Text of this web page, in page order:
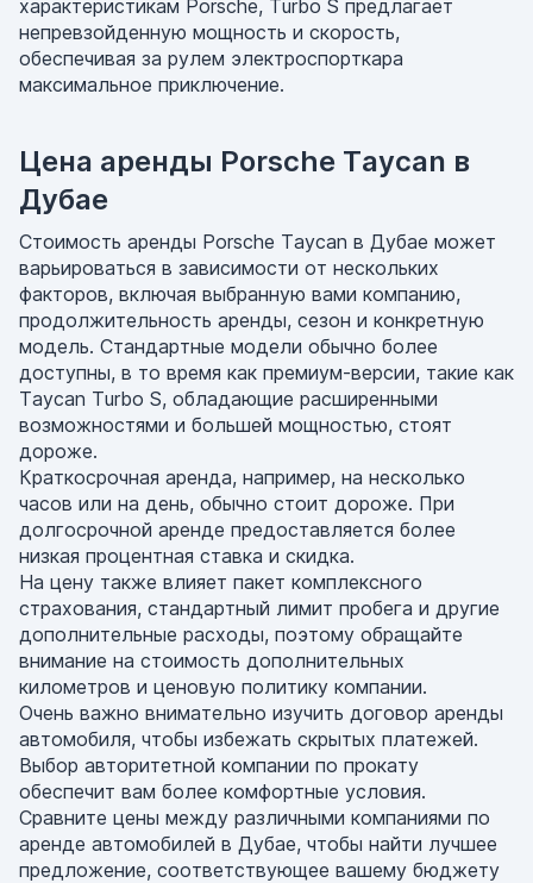
характеристикам Porsche, Turbo S предлагает
непревзойденную мощность и скорость,
обеспечивая за рулем электроспорткара
максимальное приключение.
Цена аренды Porsche Taycan в
Дубае
Стоимость аренды Porsche Taycan в Дубае может
варьироваться в зависимости от нескольких
факторов, включая выбранную вами компанию,
продолжительность аренды, сезон и конкретную
модель. Стандартные модели обычно более
доступны, в то время как премиум-версии, такие как
Taycan Turbo S, обладающие расширенными
возможностями и большей мощностью, стоят
дороже.
Краткосрочная аренда, например, на несколько
часов или на день, обычно стоит дороже. При
долгосрочной аренде предоставляется более
низкая процентная ставка и скидка.
На цену также влияет пакет комплексного
страхования, стандартный лимит пробега и другие
дополнительные расходы, поэтому обращайте
внимание на стоимость дополнительных
километров и ценовую политику компании.
Очень важно внимательно изучить договор аренды
автомобиля, чтобы избежать скрытых платежей.
Выбор авторитетной компании по прокату
обеспечит вам более комфортные условия.
Сравните цены между различными компаниями по
аренде автомобилей в Дубае, чтобы найти лучшее
предложение, соответствующее вашему бюджету